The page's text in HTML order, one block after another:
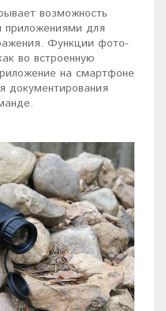
возможность
приложениями для
Функции фото-
во встроенную
на смартфоне
документирования